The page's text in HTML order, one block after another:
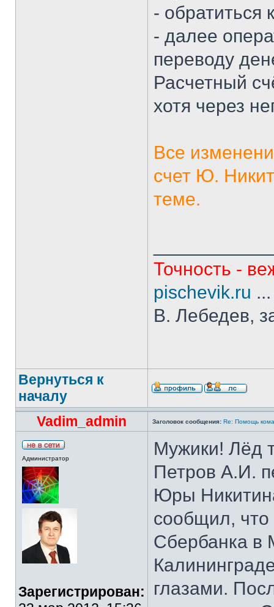
- обратиться
- далее
переводу
Расчетный
хотя через
Все
счет Ю.
теме.
Точность -
pischevik.ru
В. Лебедев,
Вернуться к
началу
Vadim_admin
Заголовок сообщения: Re: Помощь
Администратор
Зарегистрирован:
Мужики! Лёд
Петров А.И.
Юры
сообщил,
Сбербанка в
глазами.